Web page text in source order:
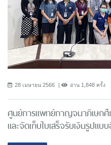
28 เมษายน 2566 อ่าน 1,848 ครั้ง
ศูนย์การแพทย์กาญจนาภิเษก
และจัดเก็บใบเสร็จรับเงินรูปแ